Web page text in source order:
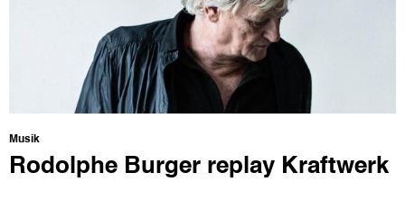
Musik
Rodolphe Burger replay Kraftwerk